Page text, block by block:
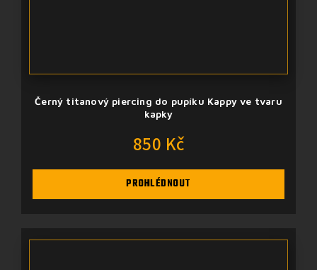
Černý titanový piercing do pupíku Kappy ve tvaru
kapky
850 Kč
PROHLÉDNOUT